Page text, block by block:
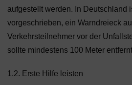
aufgestellt werden. In Deutschland
vorgeschrieben, ein Warndreieck
Verkehrsteilnehmer vor der
sollte mindestens 100 Meter
1.2. Erste Hilfe leisten